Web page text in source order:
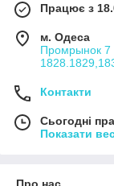
Працює з
м. Одеса
Промрынок 7
Контакти
Сьогодні
Показати
Про нас